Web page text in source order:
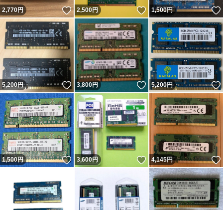
2,770円 いいね！
2,500円 いいね！
1,500円
5,200円 いいね！
3,800円 いいね！
5,200円
1,500円 いいね！
3,600円 いいね！
4,145円